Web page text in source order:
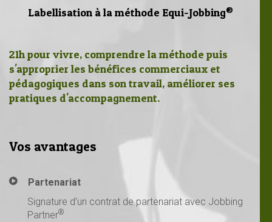
Labellisation à la méthode Equi-Jobbing®
21h pour vivre, comprendre la méthode puis
s'approprier les bénéfices commerciaux et
pédagogiques dans son travail, améliorer ses
pratiques d'accompagnement.
Vos avantages
Partenariat
Signature d'un contrat de partenariat avec Jobbing
Partner®